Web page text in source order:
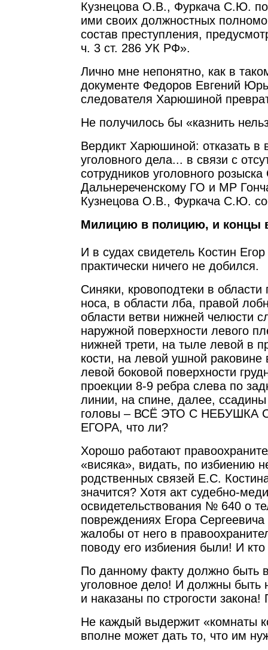
Кузнецова О.В., Фуркача С.Ю.
ими своих должностных
состав преступления,
ч. 3 ст. 286 УК РФ».
Лично мне непонятно, как в
документе Федоров Евгений
следователя Харюшиной
Не получилось бы «казнить
Вердикт Харюшиной: отказать в
уголовного дела... в связи с
сотрудников уголовного
Дальнереченскому ГО и МР
Кузнецова О.В., Фуркача С.Ю.
Милицию в полицию, и концы
И в судах свидетель Костин
практически ничего не добился.
Синяки, кровоподтеки в области
носа, в области лба, правой
области ветви нижней челюсти
наружной поверхности левого
нижней трети, на тыле левой в
кости, на левой ушной раковине
левой боковой поверхности
проекции 8-9 ребра слева по
линии, на спине, далее,
головы – ВСЁ ЭТО С НЕБУШКА
ЕГОРА, что ли?
Хорошо работают
«висяка», видать, по избиению
родственных связей Е.С.
значится? Хотя акт судебно-
освидетельствования № 640 о
повреждениях Егора
жалобы от него в
поводу его избиения были! И
По данному факту должно быть
уголовное дело! И должны быть
и наказаны по строгости
Не каждый выдержит «комнаты
вполне может дать то, что им